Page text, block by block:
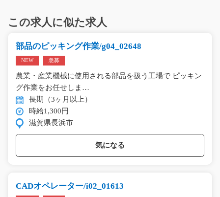
この求人に似た求人
部品のピッキング作業/g04_02648
NEW 急募
農業・産業機械に使用される部品を扱う工場で ピッキン
グ作業をお任せしま…
長期（3ヶ月以上）
時給1,300円
滋賀県長浜市
気になる
CADオペレーター/i02_01613